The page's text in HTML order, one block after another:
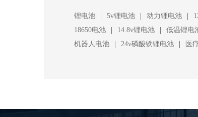
锂电池 | 5v锂电池 | 动力锂电池 |
18650电池 | 14.8v锂电池 | 低温锂电
机器人电池 | 24v磷酸铁锂电池 | 医